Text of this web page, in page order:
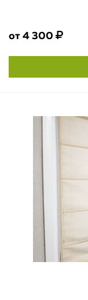
от 4 300